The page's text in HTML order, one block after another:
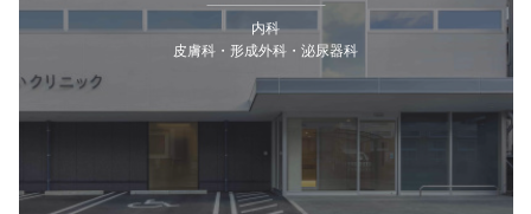
内科
皮膚科・形成外科・泌尿器科